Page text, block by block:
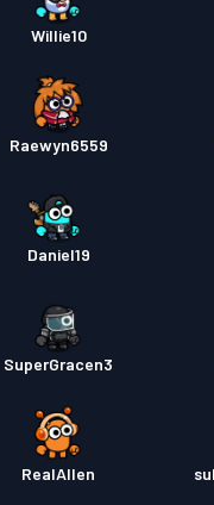
Willie10
Raewyn6559
Daniel19
SuperGracen3
RealAllen